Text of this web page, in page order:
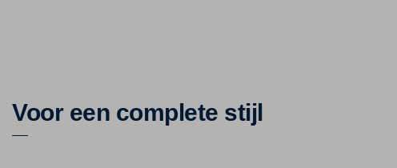
Voor een complete stijl